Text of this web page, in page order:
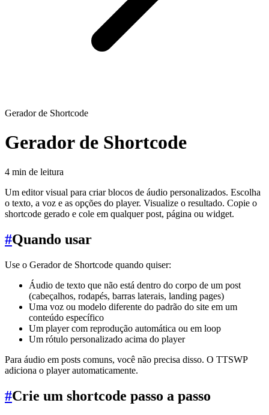
Gerador de Shortcode
Gerador de Shortcode
4 min de leitura
Um editor visual para criar blocos de áudio personalizados. Escolha
o texto, a voz e as opções do player. Visualize o resultado. Copie o
shortcode gerado e cole em qualquer post, página ou widget.
#Quando usar
Use o Gerador de Shortcode quando quiser:
Áudio de texto que não está dentro do corpo de um post
(cabeçalhos, rodapés, barras laterais, landing pages)
Uma voz ou modelo diferente do padrão do site em um
conteúdo específico
Um player com reprodução automática ou em loop
Um rótulo personalizado acima do player
Para áudio em posts comuns, você não precisa disso. O TTSWP
adiciona o player automaticamente.
#Crie um shortcode passo a passo